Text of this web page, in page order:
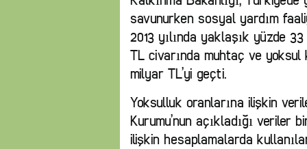
savunurken sosyal yardım
2013 yılında yaklaşık yüzde
TL civarında muhtaç ve yoksul
milyar TL’yi geçti.
Yoksulluk oranlarına ilişkin
Kurumu’nun açıkladığı
ilişkin hesaplamalarda